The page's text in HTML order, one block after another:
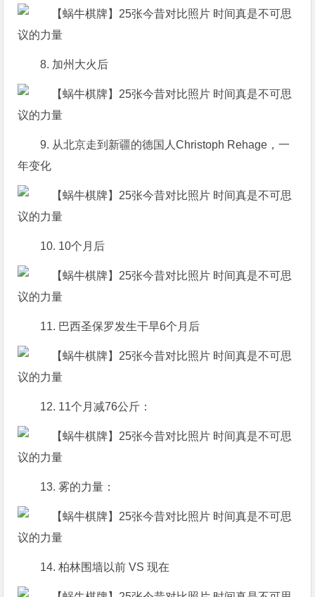
8. 加州大火后
9. 从北京走到新疆的德国人Christoph Rehage，一
年变化
10. 10个月后
11. 巴西圣保罗发生干旱6个月后
12. 11个月减76公斤：
13. 雾的力量：
14. 柏林围墙以前 VS 现在